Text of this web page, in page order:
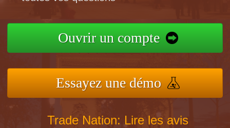
Ouvrir un compte
Essayez une démo
Trade Nation: Lire les avis